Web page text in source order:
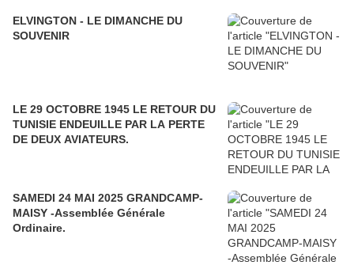
ELVINGTON - LE DIMANCHE DU
SOUVENIR
LE 29 OCTOBRE 1945 LE RETOUR DU
TUNISIE ENDEUILLE PAR LA PERTE
DE DEUX AVIATEURS.
SAMEDI 24 MAI 2025 GRANDCAMP-
MAISY -Assemblée Générale
Ordinaire.